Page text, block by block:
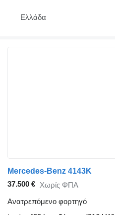
Ελλάδα
Mercedes-Benz 4143K
37.500 € Χωρίς ΦΠΑ
Ανατρεπόμενο φορτηγό